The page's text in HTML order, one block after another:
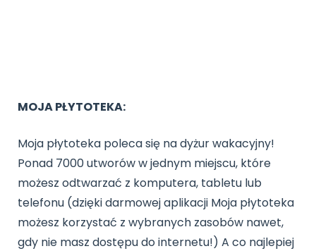
MOJA PŁYTOTEKA:
Moja płytoteka poleca się na dyżur wakacyjny!
Ponad 7000 utworów w jednym miejscu, które
możesz odtwarzać z komputera, tabletu lub
telefonu (dzięki darmowej aplikacji Moja płytoteka
możesz korzystać z wybranych zasobów nawet,
gdy nie masz dostępu do internetu!) A co najlepiej